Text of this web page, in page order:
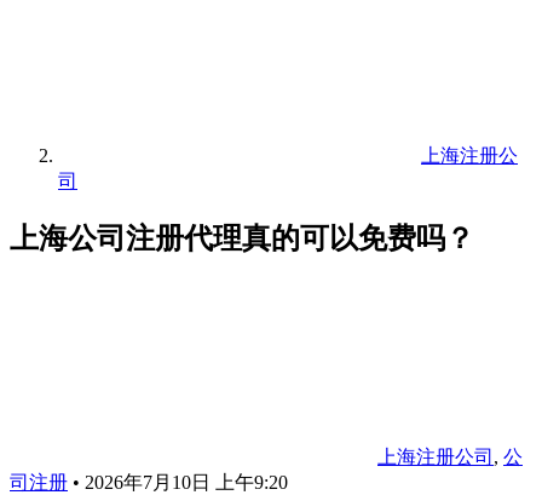
上海注册公
司
上海公司注册代理真的可以免费吗？
上海注册公司 , 公
司注册 • 2026年7月10日 上午9:20